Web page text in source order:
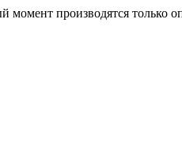
момент производятся только